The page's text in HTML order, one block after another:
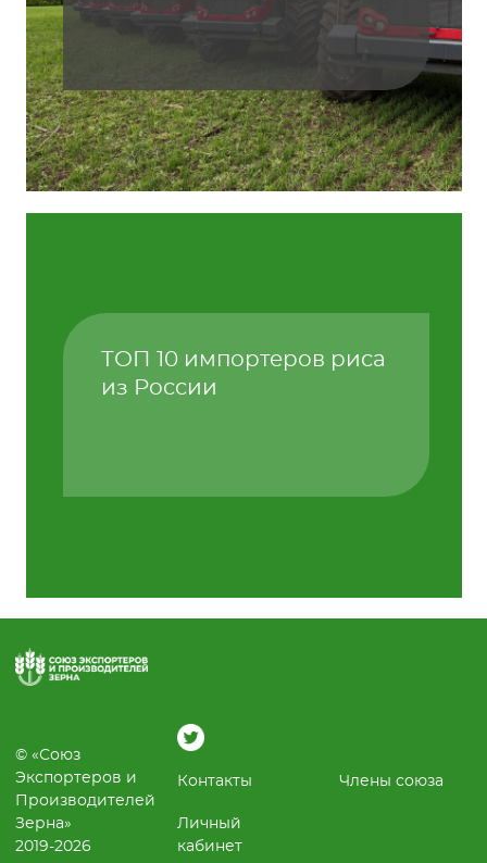
ТОП 10 импортеров риса
из России
© «Союз
Экспортеров и
Производителей
Зерна»
2019-2026
Контакты Члены союза
Личный
кабинет